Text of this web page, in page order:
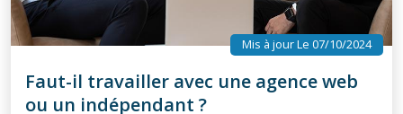
Mis à jour Le 07/10/2024
Faut-il travailler avec une agence web
ou un indépendant ?